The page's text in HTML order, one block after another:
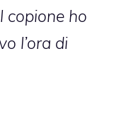
copione ho
l’ora di